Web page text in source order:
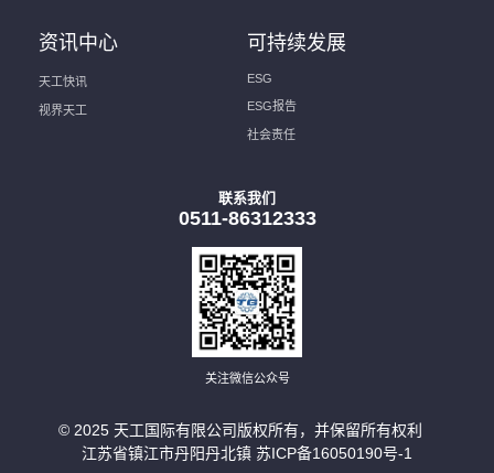
资讯中心
天工快讯
视界天工
可持续发展
ESG
ESG报告
社会责任
联系我们
0511-86312333
关注微信公众号
© 2025 天工国际有限公司版权所有，并保留所有权利
江苏省镇江市丹阳丹北镇 苏ICP备16050190号-1